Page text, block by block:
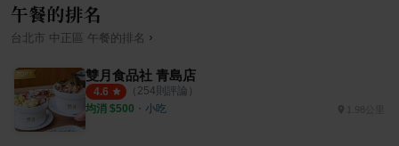
午餐的排名
台北市 中正區 午餐的排名 ›
雙月食品社 青島店
4.6 （ 254則評論）
均消 $500 ・ 小吃